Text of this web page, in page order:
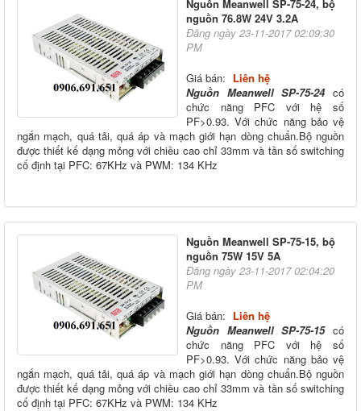
Nguồn Meanwell SP-75-24, bộ
nguồn 76.8W 24V 3.2A
Đăng ngày 23-11-2017 02:09:30
PM
Giá bán: Liên hệ
Nguồn Meanwell SP-75-24có
chức năng PFC với hệ số
PF>0.93. Với chức năng bảo vệ
ngắn mạch, quá tải, quá áp và mạch giới hạn dòng chuẩn.Bộ nguồn
được thiết kế dạng mỏng với chiều cao chỉ 33mm và tần số switching
cố định tại PFC: 67KHz và PWM: 134 KHz
Nguồn Meanwell SP-75-15, bộ
nguồn 75W 15V 5A
Đăng ngày 23-11-2017 02:04:20
PM
Giá bán: Liên hệ
Nguồn Meanwell SP-75-15có
chức năng PFC với hệ số
PF>0.93. Với chức năng bảo vệ
ngắn mạch, quá tải, quá áp và mạch giới hạn dòng chuẩn.Bộ nguồn
được thiết kế dạng mỏng với chiều cao chỉ 33mm và tần số switching
cố định tại PFC: 67KHz và PWM: 134 KHz